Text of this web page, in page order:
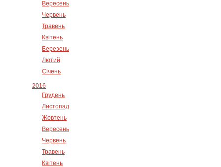
Вересень
Червень
Травень
Квітень
Березень
Лютий
Січень
2016
Грудень
Листопад
Жовтень
Вересень
Червень
Травень
Квітень